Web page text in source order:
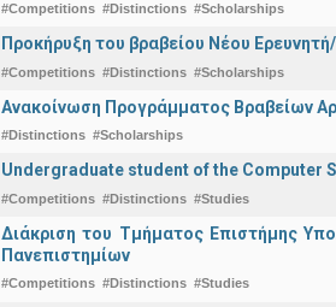
#Competitions #Distinctions #Scholarships
Προκήρυξη του βραβείου Νέου
#Competitions #Distinctions #Scholarships
Ανακοίνωση Προγράμματος Βραβείων
#Distinctions #Scholarships
Undergraduate student of the Computer
#Competitions #Distinctions #Studies
Διάκριση του Τμήματος Επιστήμης
Πανεπιστημίων
#Competitions #Distinctions #Studies